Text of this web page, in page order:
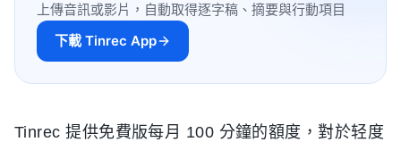
上傳音訊或影片，自動取得逐字稿、摘要與行動項目
下載 Tinrec App
Tinrec 提供免費版每月 100 分鐘的額度，對於轻度